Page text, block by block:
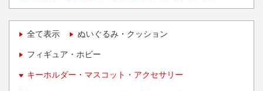
全て表示 ぬいぐるみ・クッション
フィギュア・ホビー
キーホルダー・マスコット・アクセサリー